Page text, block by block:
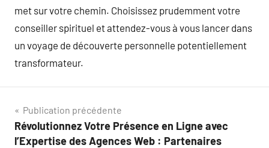
met sur votre chemin. Choisissez prudemment votre
conseiller spirituel et attendez-vous à vous lancer dans
un voyage de découverte personnelle potentiellement
transformateur.
Navigation
de
Publication précédente
Révolutionnez Votre Présence en Ligne avec
l’Expertise des Agences Web : Partenaires